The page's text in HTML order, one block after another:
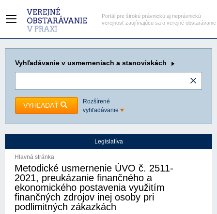
Portál pre širokú právnickú aj neprávnickú
verejnosť zaujímajúcu sa o verejné obstarávanie
Vyhľadávanie v usmerneniach a stanoviskách
VYHĽADAŤ
Rozšírené
vyhľadávanie
Legislatíva
Hlavná stránka
Metodické usmernenie ÚVO č. 2511-
2021, preukázanie finančného a
ekonomického postavenia využitím
finančných zdrojov inej osoby pri
podlimitných zákazkách